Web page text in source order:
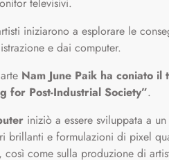
iniziarono a esplorare le
e dai computer.
Nam June Paik ha coniato
for Post-Industrial Society”.
iniziò a essere sviluppata a
brillanti e formulazioni di pixel
così come sulla produzione di